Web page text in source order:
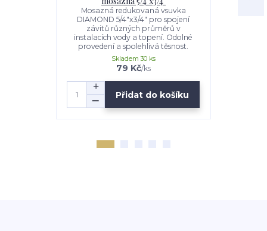
Mosazná redukovaná vsuvka
DIAMOND 5/4"x3/4" pro spojení
závitů různých průměrů v
instalacích vody a topení. Odolné
provedení a spolehlivá těsnost.
79 Kč/ks
Skladem 30 ks
Přidat do košíku